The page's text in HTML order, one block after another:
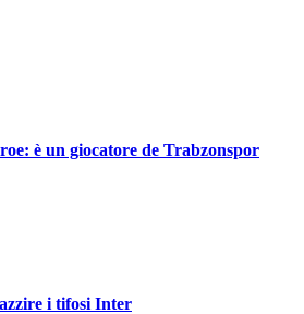
è un giocatore de Trabzonspor
i tifosi Inter